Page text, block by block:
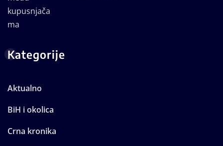
Kategorije
Aktualno
BiH i okolica
Crna kronika